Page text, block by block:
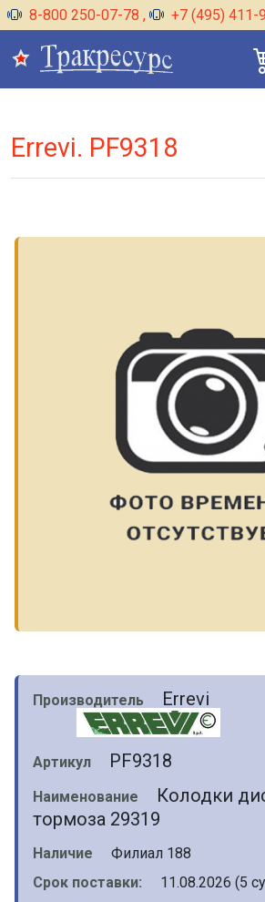
8-800 250-07-78 ,
+7 (495) 411-
Errevi. PF9318
Производитель Errevi
Артикул PF9318
Наименование
Колодки
тормоза 29319
Наличие
Филиал 188
Срок поставки:
11.08.2026 (5